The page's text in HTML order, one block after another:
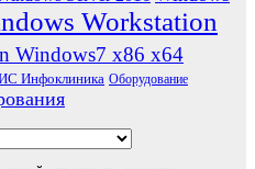
Workstation
Windows7 x86 x64
Инфоклиника Оборудование